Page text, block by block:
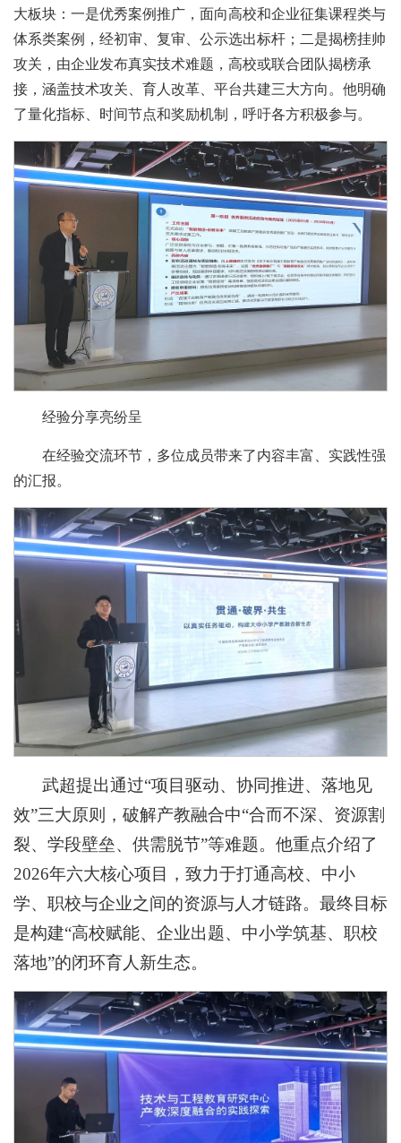
大板块：一是优秀案例推广，面向高校和企业征集课程类与
体系类案例，经初审、复审、公示选出标杆；二是揭榜挂帅
攻关，由企业发布真实技术难题，高校或联合团队揭榜承
接，涵盖技术攻关、育人改革、平台共建三大方向。他明确
了量化指标、时间节点和奖励机制，呼吁各方积极参与。
经验分享亮纷呈
在经验交流环节，多位成员带来了内容丰富、实践性强
的汇报。
武超提出通过“项目驱动、协同推进、落地见
效”三大原则，破解产教融合中“合而不深、资源割
裂、学段壁垒、供需脱节”等难题。他重点介绍了
2026年六大核心项目，致力于打通高校、中小
学、职校与企业之间的资源与人才链路。最终目标
是构建“高校赋能、企业出题、中小学筑基、职校
落地”的闭环育人新生态。